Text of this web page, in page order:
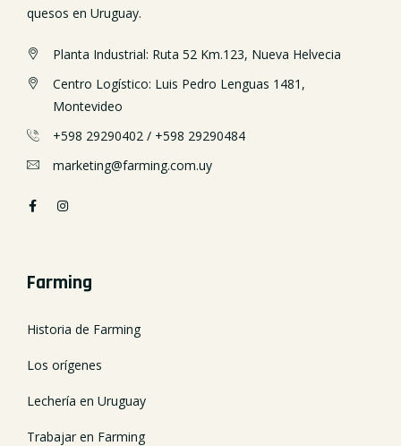
quesos en Uruguay.
Planta Industrial: Ruta 52 Km.123, Nueva Helvecia
Centro Logístico: Luis Pedro Lenguas 1481,
Montevideo
+598 29290402 / +598 29290484
marketing@farming.com.uy
Farming
Historia de Farming
Los orígenes
Lechería en Uruguay
Trabajar en Farming